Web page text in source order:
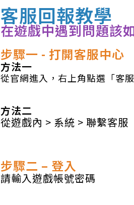
客服回報教學
在遊戲中遇到問題該
步驟一 - 打開客服中心
方法一
從官網進入，右上角點選「客服
方法二
從遊戲內 > 系統 > 聯繫客服
步驟二 – 登入
請輸入遊戲帳號密碼